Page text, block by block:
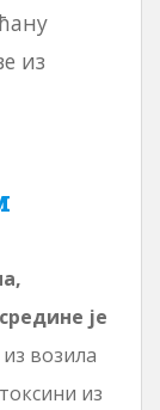
из
је
возила
из